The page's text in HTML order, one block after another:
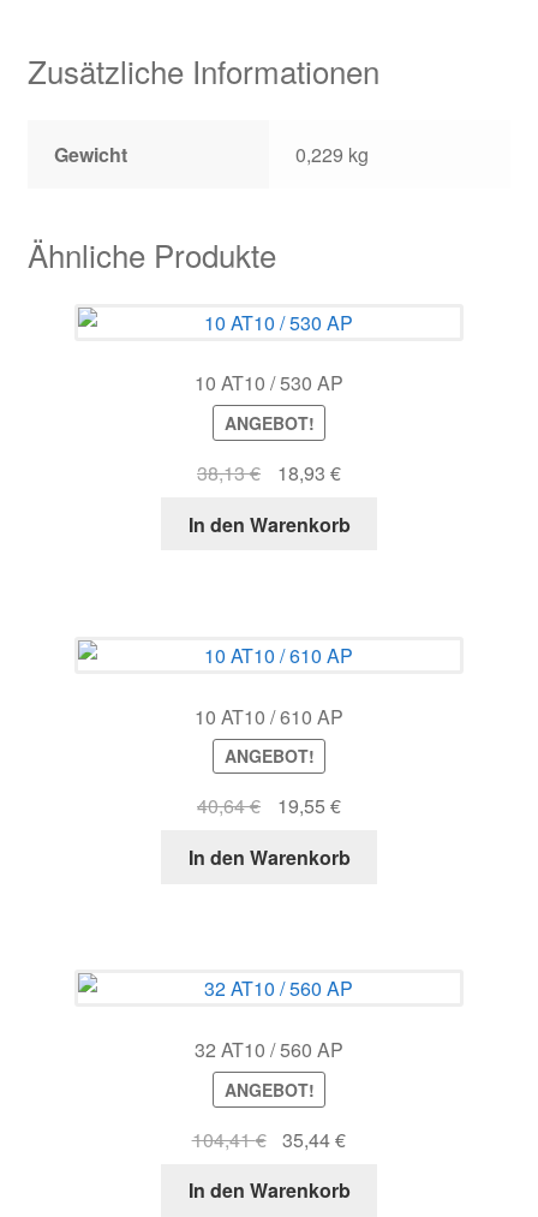
Zusätzliche Informationen
Gewicht 0,229 kg
Ähnliche Produkte
10 AT10 / 530 AP
ANGEBOT!
38,13€
Ursprünglicher
war:
18,93 €Aktueller
ist:
In den Warenkorb
10 AT10 / 610 AP
ANGEBOT!
40,64€
Ursprünglicher
war:
19,55 €Aktueller
ist:
In den Warenkorb
32 AT10 / 560 AP
ANGEBOT!
104,41€ Ursprünglicher
war:
35,44€Aktueller
ist:
In den Warenkorb